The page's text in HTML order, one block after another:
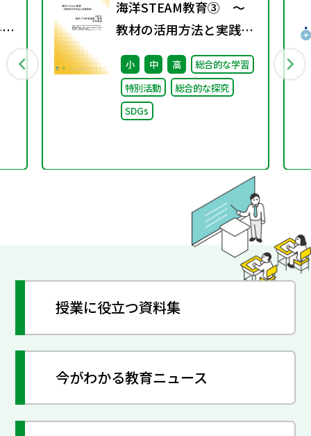
海洋STEAM教育③ ～
教材の活用方法と実践事
例～
小 中 高
総合的な学習
特別活動
総合的な探究
SDGs
授業に役立つ資料集
今がわかる教育ニュース